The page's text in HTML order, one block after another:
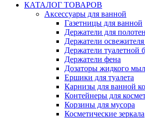
КАТАЛОГ ТОВАРОВ
Аксессуары для ванной
Газетницы для ванной
Держатели для
Держатели освежителя
Держатели туалетной
Держатели фена
Дозаторы жидкого
Ершики для туалета
Карнизы для ванной
Контейнеры для
Корзины для мусора
Косметические зеркала